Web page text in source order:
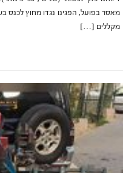
מאסר בפועל, הפגינו נגדו מחוץ
מקללים […]